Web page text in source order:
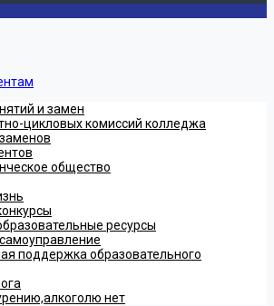
и замен
цикловых комиссий колледжа
общество
ресурсы
поддержка образовательного
нет